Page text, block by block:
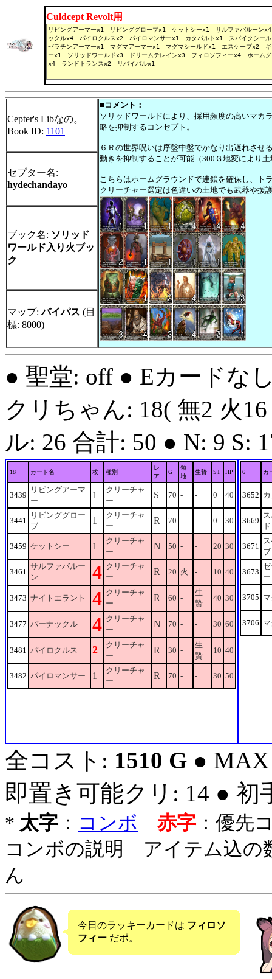
Culdcept Revolt用
Cepter's Libなの。
Book ID: 1101
■コメント：
ソリッドワールドにより、採用頻度の高いマカ
略を抑制するコンセプト。
６Ｒの世界呪いは序盤中盤でかなり出遅れさ
動きを抑制することが可能（300Ｇ地変により
こちらはホームグラウンドで連鎖を確保し、ト
クリーチャー選定は色違いの土地でも武器や援
セプター名:
hydechandayo
ブック名: ソリッド
ワールド入り火ブッ
ク
マップ:バイパス (目
標: 8000)
● 聖堂: off ● Eカードな
クリちゃん: 18( 無2 火
ル: 26 合計: 50 ● N: 9 S:
18 カード名 枚 種別
レ
ア
G
領
地
生贄 ST HP
3439
リビングアーマ
ー
1
クリーチャ
ー
S 70 - - 0 40
3441
リビンググロー
ブ
1
クリーチャ
ー
R 70 - - 0 30
3459 ケットシー 1
クリーチャ
ー
N 50 - - 20 30
3461
サルファバルー
ン
4 クリーチャ
ー
R 20 火 - 10 40
3473 ナイトエラント 4 クリーチャ
ー
R 60 -
生
贄
40 30
3477 バーナックル 4 クリーチャ
ー
N 70 - - 30 60
3481 パイロクルス 2
クリーチャ
ー
R 30 -
生
贄
10 40
3482 パイロマンサー 1
クリーチャ
ー
R 70 - - 30 50
6 カ
3652
3669
ド
3671
ブ
3673
ー
3705
3706
全コスト: 1510 G ●
即置き可能クリ: 14 ● 初
* 太字 ： コンボ 赤字 ：優先
コンボの説明 アイテム込の
ん
今日のラッキーカードは フィロソ
フィー だポ。